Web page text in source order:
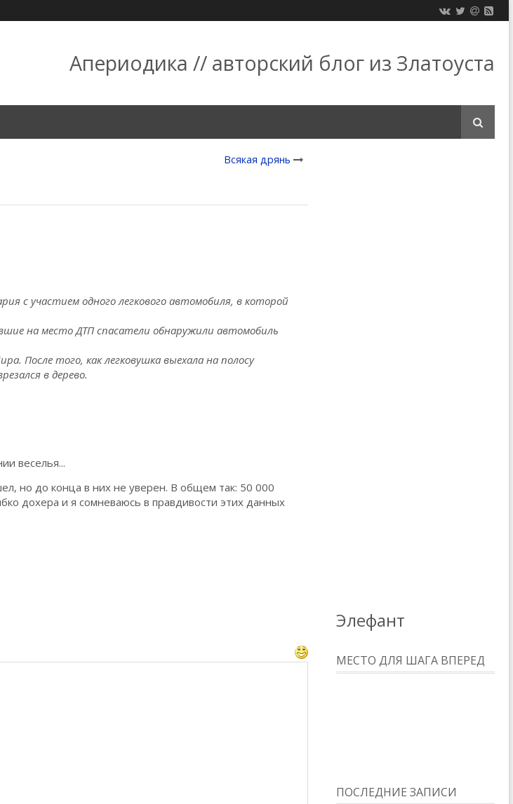
Апериодика // авторский блог из Златоуста
Всякая дрянь
с участием одного легкового автомобиля, в которой
на место ДТП спасатели обнаружили автомобиль
После того, как легковушка выехала на полосу
в дерево.
веселья...
но до конца в них не уверен. В общем так: 50 000
дохера и я сомневаюсь в правдивости этих данных
Элефант
МЕСТО ДЛЯ ШАГА ВПЕРЕД
ПОСЛЕДНИЕ ЗАПИСИ